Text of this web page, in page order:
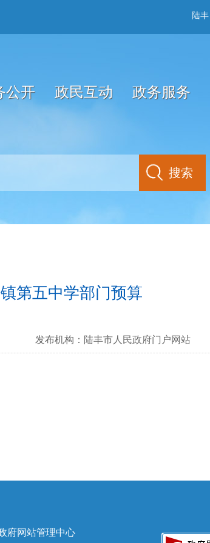
陆丰
公开 政民互动 政务服务
第五中学部门预算
发布机构： 陆丰市人民政府门户网站
府网站管理中心